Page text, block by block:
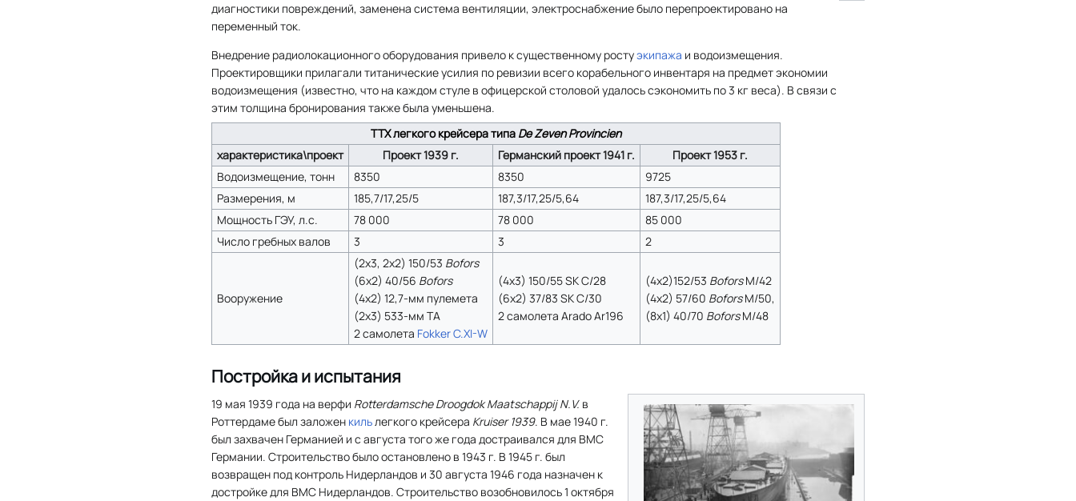
диагностики повреждений, заменена система вентиляции, электроснабжение было перепроектировано на
переменный ток.
Внедрение радиолокационного оборудования привело к существенному ростуэкипажа и водоизмещения.
Проектировщики прилагали титанические усилия по ревизии всего корабельного инвентаря на предмет экономии
водоизмещения (известно, что на каждом стуле в офицерской столовой удалось сэкономить по 3 кг веса). В связи с
этим толщина бронирования также была уменьшена.
ТТХ легкого крейсера типа De Zeven Provincien
характеристика\проект
Проект 1939 г. Германский проект 1941 г.
Проект 1953 г.
Водоизмещение, тонн
8350 8350
9725
Размерения, м
185,7/17,25/5 187,3/17,25/5,64
187,3/17,25/5,64
Мощность ГЭУ, л.с.
78 000 78 000
85 000
Число гребных валов
3 3 2
Вооружение
(2x3, 2х2) 150/53 Bofors
(6x2) 40/56 Bofors
(4x2) 12,7-мм пулемета
(2x3) 533-мм ТА
2 самолета Fokker C.XI-W
(4х3) 150/55 SK C/28
(6x2) 37/83 SK C/30
2 самолета Arado Ar196
(4х2)152/53 BoforsM/42
(4x2) 57/60 BoforsM/50,
(8x1) 40/70 BoforsM/48
Постройка и испытания
19 мая 1939 года на верфи Rotterdamsche Droogdok Maatschappij N.V. в
Роттердаме был заложен кильлегкого крейсера Kruiser 1939. В мае 1940 г.
был захвачен Германией и с августа того же года достраивался для ВМС
Германии. Строительство было остановлено в 1943 г. В 1945 г. был
возвращен под контроль Нидерландов и 30 августа 1946 года назначен к
достройке для ВМС Нидерландов. Строительство возобновилось 1 октября